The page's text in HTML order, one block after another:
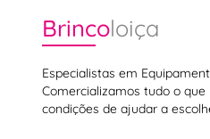
Brincoloiça
Especialistas em
Comercializamos tudo o que
condições de ajudar a